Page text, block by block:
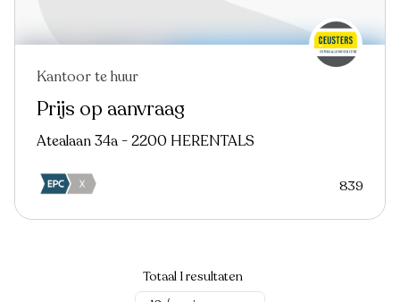
Kantoor te huur
Prijs op aanvraag
Atealaan 34a - 2200 HERENTALS
839
Totaal 1 resultaten